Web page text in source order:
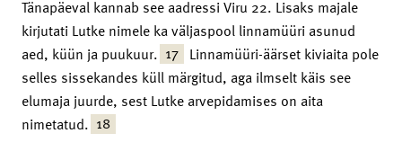
Tänapäeval kannab see aadressi Viru 22. Lisaks majale
kirjutati Lutke nimele ka väljaspool linnamüüri asunud
aed, küün ja puukuur. 17 Linnamüüri-äärset kiviaita pole
selles sissekandes küll märgitud, aga ilmselt käis see
elumaja juurde, sest Lutke arvepidamises on aita
nimetatud. 18